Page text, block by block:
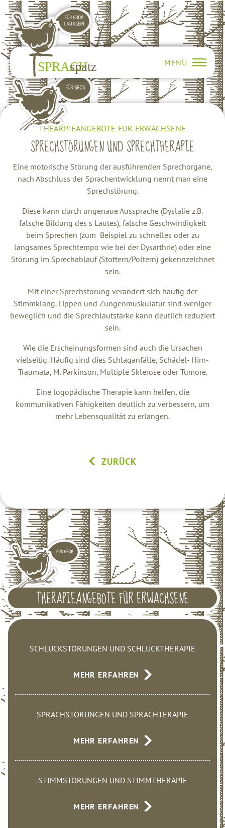
MENÜ
THEARPIEANGEBOTE FÜR ERWACHSENE
SPRECHSTÖRUNGEN UND SPRECHTHERAPIE
Eine motorische Störung der ausführenden Sprechorgane,
nach Abschluss der Sprachentwicklung nennt man eine
Sprechstörung.
Diese kann durch ungenaue Aussprache (Dyslalie z.B.
falsche Bildung des s Lautes), falsche Geschwindigkeit
beim Sprechen (zum Beispiel zu schnelles oder zu
langsames Sprechtempo wie bei der Dysarthrie) oder eine
Störung im Sprechablauf (Stottern/Poltern) gekennzeichnet
sein.
Mit einer Sprechstörung verändert sich häufig der
Stimmklang. Lippen und Zungenmuskulatur sind weniger
beweglich und die Sprechlautstärke kann deutlich reduziert
sein.
Wie die Erscheinungsformen sind auch die Ursachen
vielseitig. Häufig sind dies Schlaganfälle, Schädel- Hirn-
Traumata, M. Parkinson, Multiple Sklerose oder Tumore.
Eine logopädische Therapie kann helfen, die
kommunikativen Fähigkeiten deutlich zu verbessern, um
mehr Lebensqualität zu erlangen.
ZURÜCK
THERAPIEANGEBOTE FÜR ERWACHSENE
SCHLUCKSTÖRUNGEN UND SCHLUCKTHERAPIE
MEHR ERFAHREN
SPRACHSTÖRUNGEN UND SPRACHTERAPIE
MEHR ERFAHREN
STIMMSTÖRUNGEN UND STIMMTHERAPIE
MEHR ERFAHREN